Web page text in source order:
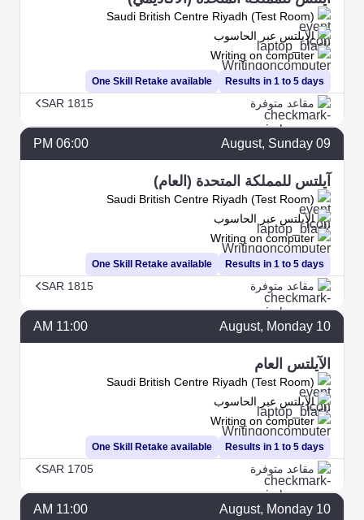
Saudi British Centre Riyadh (Test Room)
Results in 1 to 5 days
الآيلتس عبر الحاسوب
Writing on computer
One Skill Retake available
مقاعد متوفرة SAR 1815
09
August, Sunday
06:00 PM
آيلتس للمملكة المتحدة (العام)
Saudi British Centre Riyadh (Test Room)
Results in 1 to 5 days
الآيلتس عبر الحاسوب
Writing on computer
One Skill Retake available
مقاعد متوفرة SAR 1815
10
August, Monday
11:00 AM
الآيلتس العام
Saudi British Centre Riyadh (Test Room)
Results in 1 to 5 days
الآيلتس عبر الحاسوب
Writing on computer
One Skill Retake available
مقاعد متوفرة SAR 1705
10
August, Monday
11:00 AM